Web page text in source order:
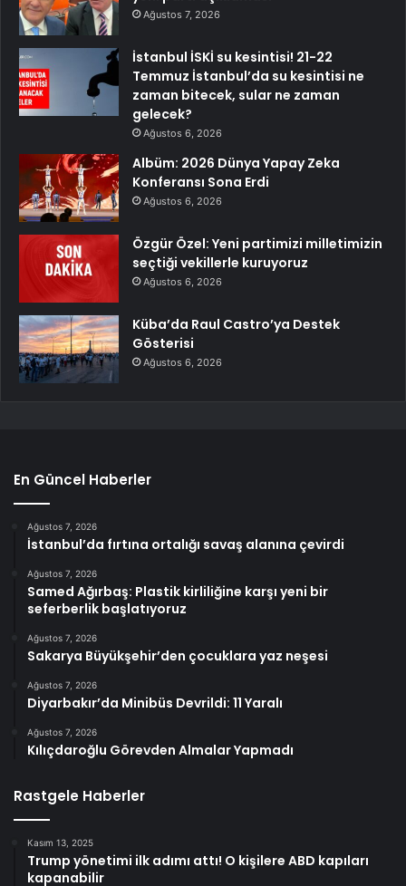
Ağustos 7, 2026
İstanbul İSKİ su kesintisi! 21-22
Temmuz İstanbul’da su kesintisi ne
zaman bitecek, sular ne zaman
gelecek?
Ağustos 6, 2026
Albüm: 2026 Dünya Yapay Zeka
Konferansı Sona Erdi
Ağustos 6, 2026
Özgür Özel: Yeni partimizi milletimizin
seçtiği vekillerle kuruyoruz
Ağustos 6, 2026
Küba’da Raul Castro’ya Destek
Gösterisi
Ağustos 6, 2026
En Güncel Haberler
Ağustos 7, 2026
İstanbul’da fırtına ortalığı savaş alanına çevirdi
Ağustos 7, 2026
Samed Ağırbaş: Plastik kirliliğine karşı yeni bir
seferberlik başlatıyoruz
Ağustos 7, 2026
Sakarya Büyükşehir’den çocuklara yaz neşesi
Ağustos 7, 2026
Diyarbakır’da Minibüs Devrildi: 11 Yaralı
Ağustos 7, 2026
Kılıçdaroğlu Görevden Almalar Yapmadı
Rastgele Haberler
Kasım 13, 2025
Trump yönetimi ilk adımı attı! O kişilere ABD kapıları
kapanabilir